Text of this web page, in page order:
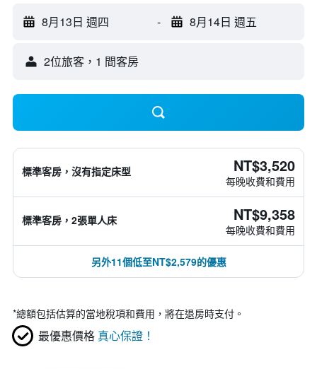
8月13日 週四 - 8月14日 週五
2位旅客，1 間客房
標準客房，沒有指定床型 NT$3,520
每晚收費和費用
標準客房，2張單人床 NT$9,358
每晚收費和費用
另外11個低至NT$2,579的優惠
*總額包括估算的當地稅項和費用，將在退房時支付。
最優惠價格 真心保證！